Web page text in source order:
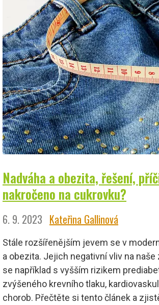
Nadváha a obezita, řešení,
nakročeno na cukrovku?
6. 9. 2023 Kateřina Gallinová
Stále rozšířenějším jevem se v
a obezita. Jejich negativní vliv na
se například s vyšším rizikem
zvýšeného krevního tlaku,
chorob. Přečtěte si tento článek a